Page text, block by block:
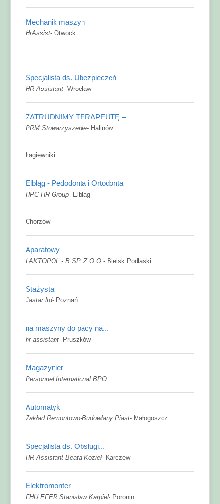
Mechanik maszyn
HrAssist-Otwock
Specjalista ds. Ubezpieczeń
HR Assistant-Wrocław
ZATRUDNIMY TERAPEUTĘ –...
PRM Stowarzyszenie- Halinów
Łagiewniki
Elbląg - Pedodonta i Ortodonta
HPC HR Group- Elbląg
Chorzów
Aparatowy
LAKTOPOL - B SP. Z O.O.- Bielsk Podlaski
Stażysta
Jastar ltd- Poznań
na maszyny do pacy na...
hr-assistant- Pruszków
Magazynier
Personnel International BPO
Automatyk
Zakład Remontowo-Budowlany Piast- Małogoszcz
Specjalista ds. Obsługi...
HR Assistant Beata Kozieł- Karczew
Elektromonter
FHU EFER Stanisław Karpiel- Poronin